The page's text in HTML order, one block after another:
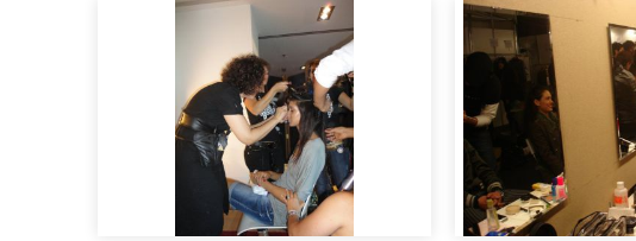
Making of sesión de fotos Making of